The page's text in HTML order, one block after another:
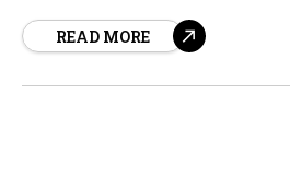
Papa tiene lugar con motivo del
READ MORE